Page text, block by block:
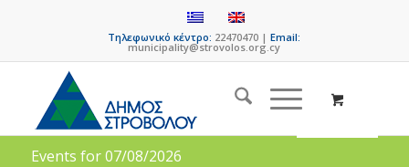
Τηλεφωνικό κέντρο: 22470470 |Email:
municipality@strovolos.org.cy
Events for 07/08/2026